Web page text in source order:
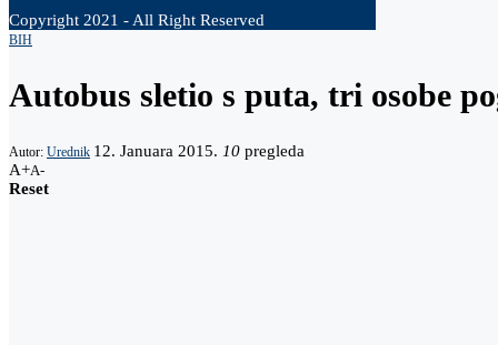
Copyright 2021 - All Right Reserved
BIH
Autobus sletio s puta, tri osobe
Autor: Urednik 12. Januara 2015. 10 pregleda
A+A-
Reset